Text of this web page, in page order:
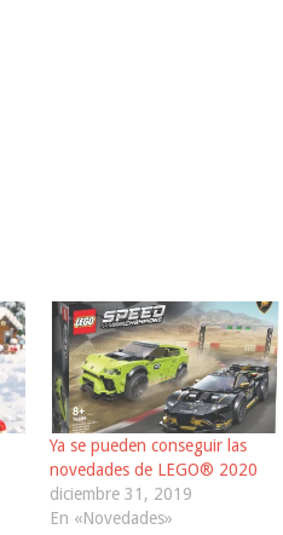
Ya se pueden conseguir las
novedades de LEGO® 2020
diciembre 31, 2019
En «Novedades»